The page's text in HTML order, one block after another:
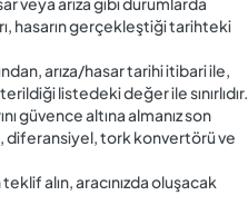
hasarın gerçekleştiği tarihteki
arıza/hasar tarihi itibari ile,
listedeki değer ile sınırlıdır.
güvence altına almanız son
diferansiyel, tork konvertörü ve
alın, aracınızda oluşacak